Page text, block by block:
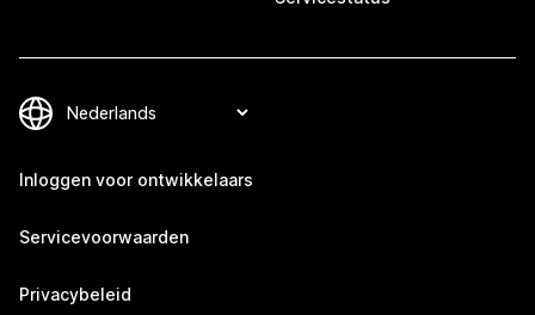
Inloggen voor ontwikkelaars
Servicevoorwaarden
Privacybeleid